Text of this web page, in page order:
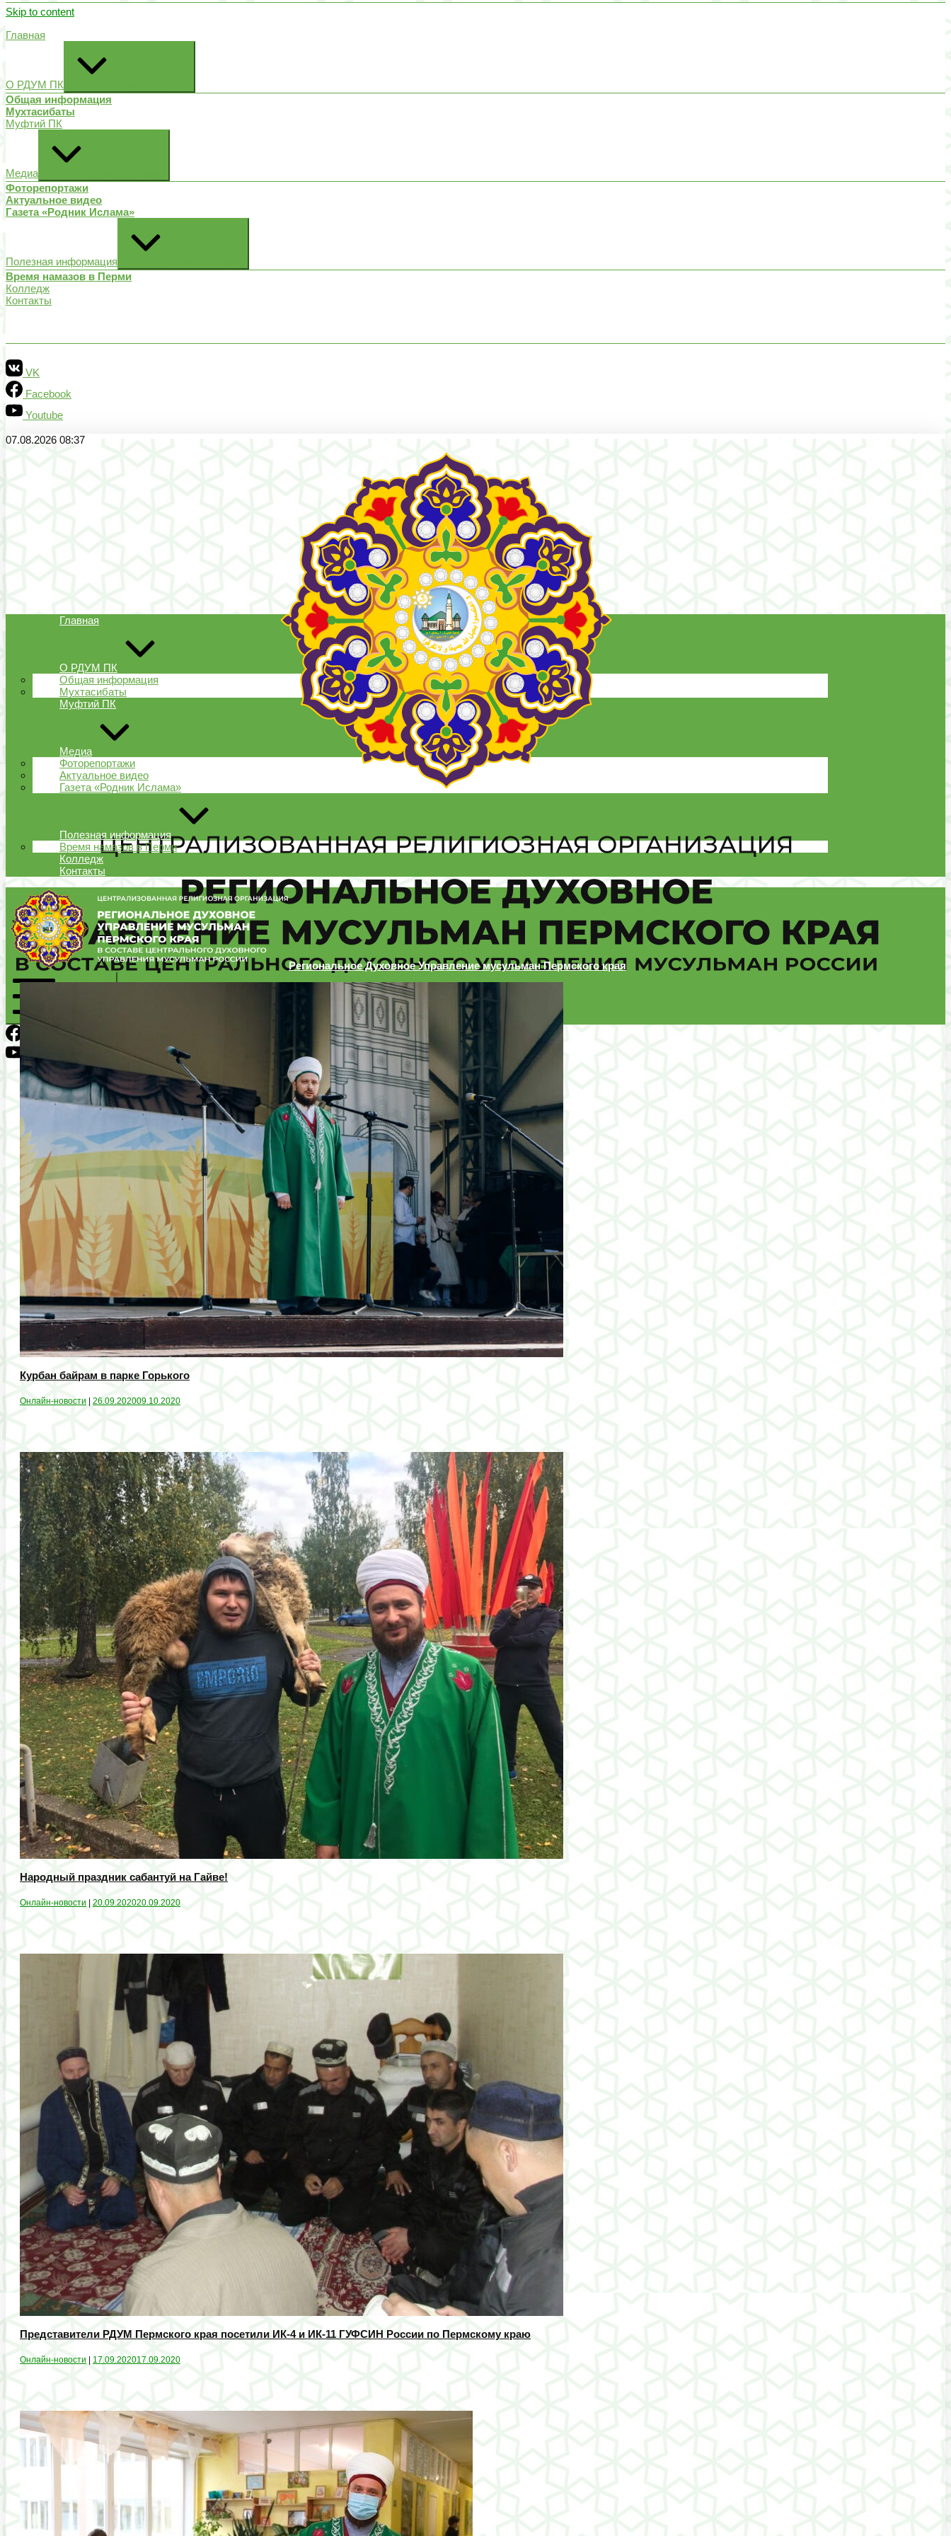
Skip to content
Главная
О РДУМ ПК
Общая информация
Мухтасибаты
Муфтий ПК
Медиа
Фоторепортажи
Актуальное видео
Газета «Родник Ислама»
Полезная информация
Время намазов в Перми
Колледж
Контакты
VK
Facebook
Youtube
07.08.2026 08:37
Региональное Духовное Управление мусульман Пермского края
VK
Youtube
Главная
О РДУМ ПК
Общая информация
Мухтасибаты
Муфтий ПК
Медиа
Фоторепортажи
Актуальное видео
Газета «Родник Ислама»
Полезная информация
Время намазов в Перми
Колледж
Контакты
Региональное Духовное Управление мусульман Пермского края
Курбан байрам в парке Горького
Онлайн-новости | 26.09.202009.10.2020
Народный праздник сабантуй на Гайве!
Онлайн-новости | 20.09.202020.09.2020
Представители РДУМ Пермского края посетили ИК-4 и ИК-11 ГУФСИН России по Пермскому краю
Онлайн-новости | 17.09.202017.09.2020